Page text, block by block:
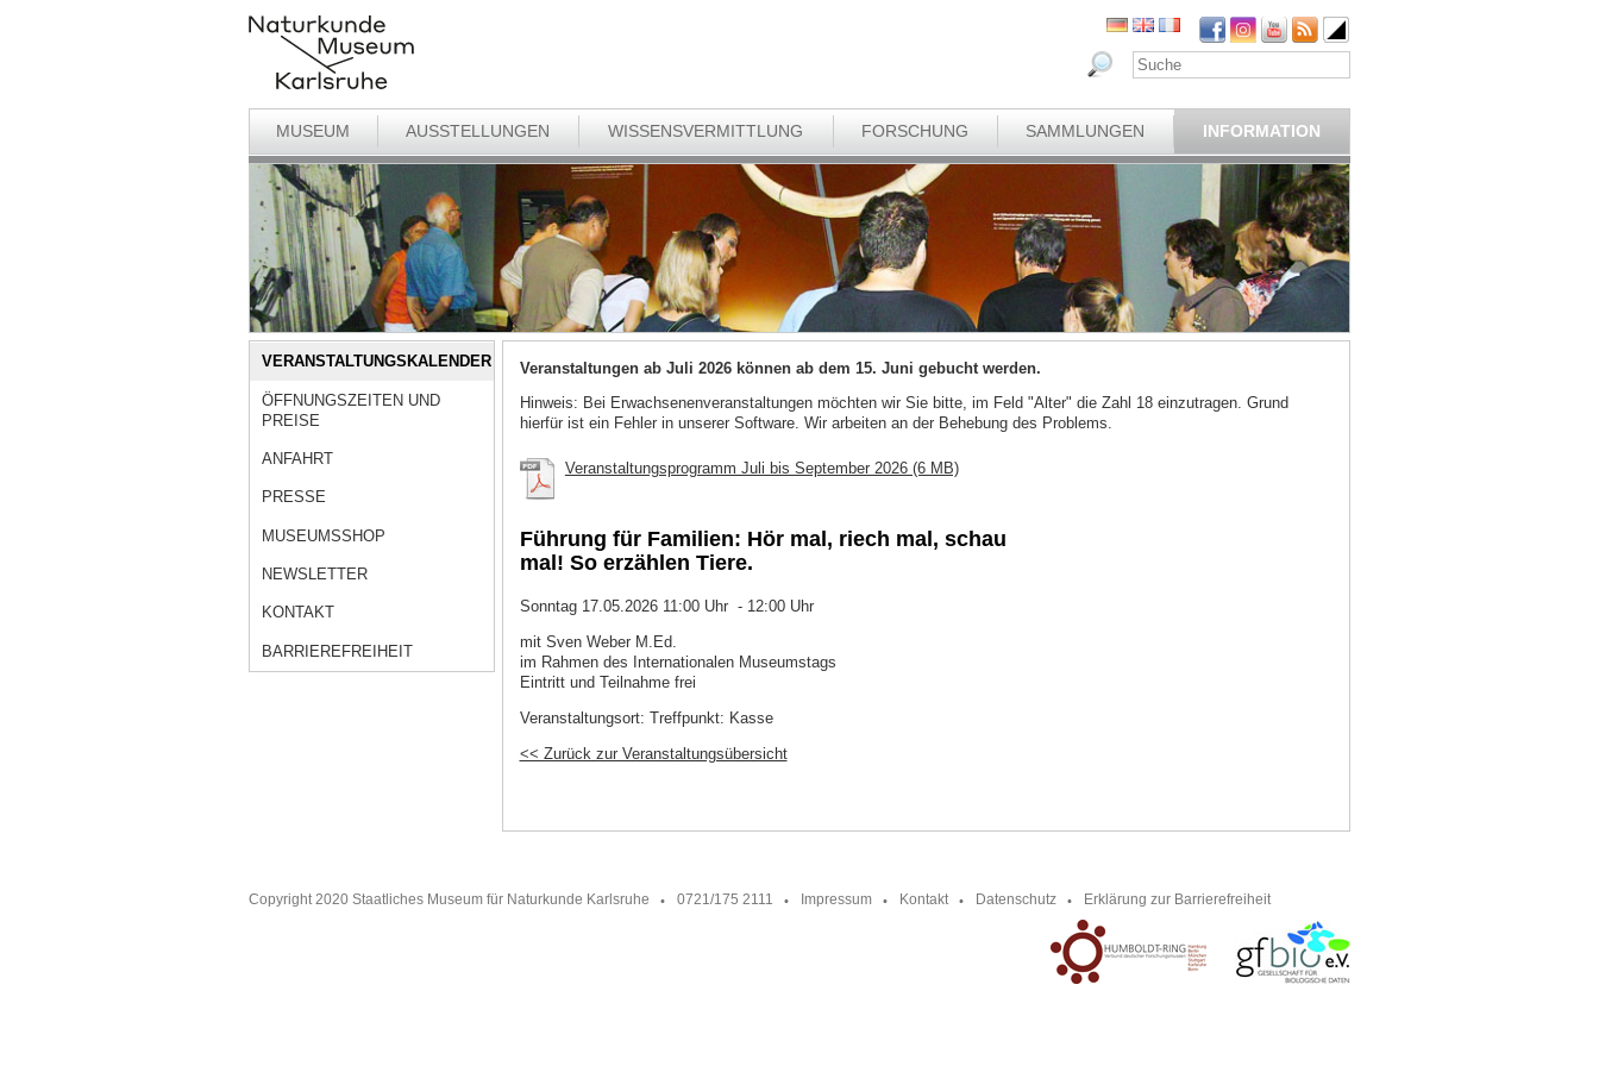
MUSEUM AUSSTELLUNGEN WISSENSVERMITTLUNG FORSCHUNG SAMMLUNGEN INFORMATION
VERANSTALTUNGSKALENDER
ÖFFNUNGSZEITEN UND
PREISE
ANFAHRT
PRESSE
MUSEUMSSHOP
NEWSLETTER
KONTAKT
BARRIEREFREIHEIT
Veranstaltungen ab Juli 2026 können ab dem 15. Juni gebucht werden.
Hinweis: Bei Erwachsenenveranstaltungen möchten wir Sie bitte, im Feld "Alter" die Zahl 18 einzutragen. Grund
hierfür ist ein Fehler in unserer Software. Wir arbeiten an der Behebung des Problems.
Veranstaltungsprogramm Juli bis September 2026 (6 MB)
Führung für Familien: Hör mal, riech mal, schau
mal! So erzählen Tiere.
Sonntag 17.05.2026 11:00 Uhr - 12:00 Uhr
mit Sven Weber M.Ed.
im Rahmen des Internationalen Museumstags
Eintritt und Teilnahme frei
Veranstaltungsort: Treffpunkt: Kasse
<< Zurück zur Veranstaltungsübersicht
Copyright 2020 Staatliches Museum für Naturkunde Karlsruhe 0721/175 2111 Impressum Kontakt Datenschutz Erklärung zur Barrierefreiheit